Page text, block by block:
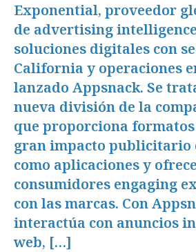
Exponential, proveedor
de advertising
soluciones digitales con
California y operaciones
lanzado Appsnack. Se
nueva división de la
que proporciona
gran impacto publicitario
como aplicaciones y
consumidores engaging
con las marcas. Con
interactúa con anuncios
web, […]